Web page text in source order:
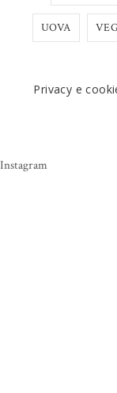
UOVA
Privacy e
Instagram